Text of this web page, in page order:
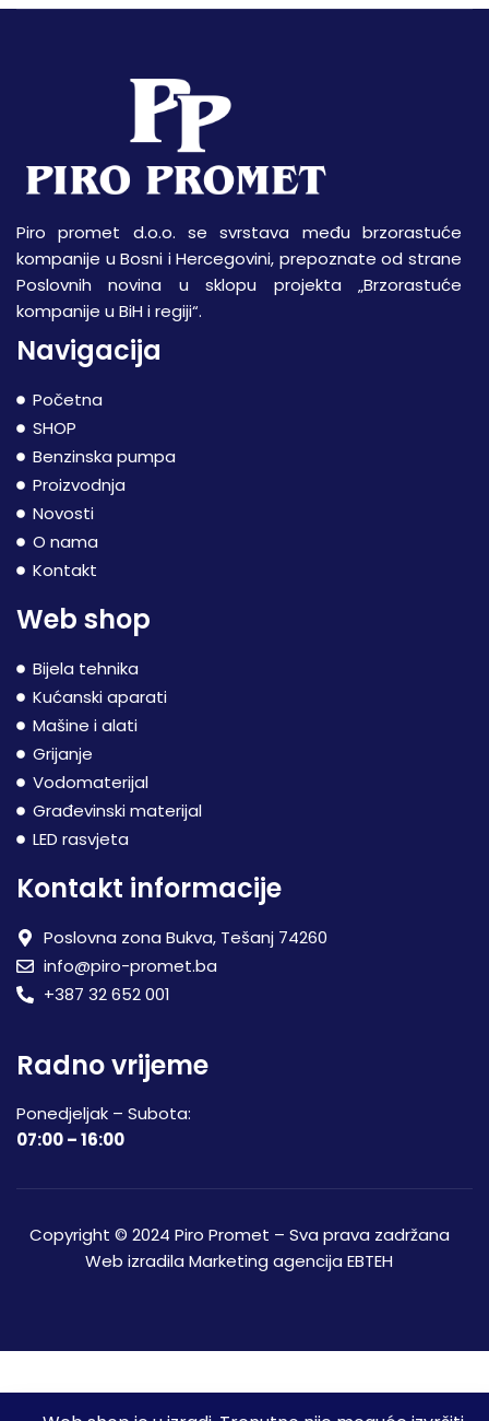
Piro promet d.o.o. se svrstava među brzorastuće
kompanije u Bosni i Hercegovini, prepoznate od strane
Poslovnih novina u sklopu projekta „Brzorastuće
kompanije u BiH i regiji“.
Navigacija
Početna
SHOP
Benzinska pumpa
Proizvodnja
Novosti
O nama
Kontakt
Web shop
Bijela tehnika
Kućanski aparati
Mašine i alati
Grijanje
Vodomaterijal
Građevinski materijal
LED rasvjeta
Kontakt informacije
Poslovna zona Bukva, Tešanj 74260
info@piro-promet.ba
+387 32 652 001
Radno vrijeme
Ponedjeljak – Subota:
07:00 – 16:00
Copyright © 2024 Piro Promet – Sva prava zadržana
Web izradila Marketing agencija EBTEH